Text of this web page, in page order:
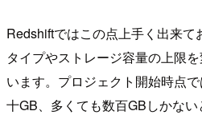
Redshiftではこの点上手く出来
タイプやストレージ容量の上限
います。プロジェクト開始時点
十GB、多くても数百GBしかな